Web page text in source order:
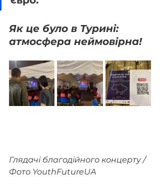
Як це було в Турині:
атмосфера неймовірна!
Глядачі благодійного концерту /
Фото YouthFutureUA